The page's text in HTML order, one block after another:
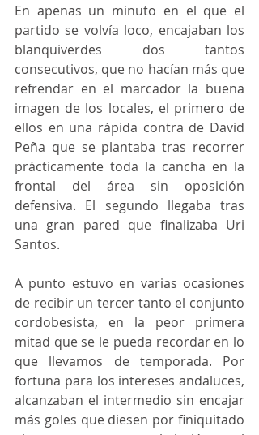
En apenas un minuto en el que el
partido se volvía loco, encajaban los
blanquiverdes dos tantos
consecutivos, que no hacían más que
refrendar en el marcador la buena
imagen de los locales, el primero de
ellos en una rápida contra de David
Peña que se plantaba tras recorrer
prácticamente toda la cancha en la
frontal del área sin oposición
defensiva. El segundo llegaba tras
una gran pared que finalizaba Uri
Santos.
A punto estuvo en varias ocasiones
de recibir un tercer tanto el conjunto
cordobesista, en la peor primera
mitad que se le pueda recordar en lo
que llevamos de temporada. Por
fortuna para los intereses andaluces,
alcanzaban el intermedio sin encajar
más goles que diesen por finiquitado